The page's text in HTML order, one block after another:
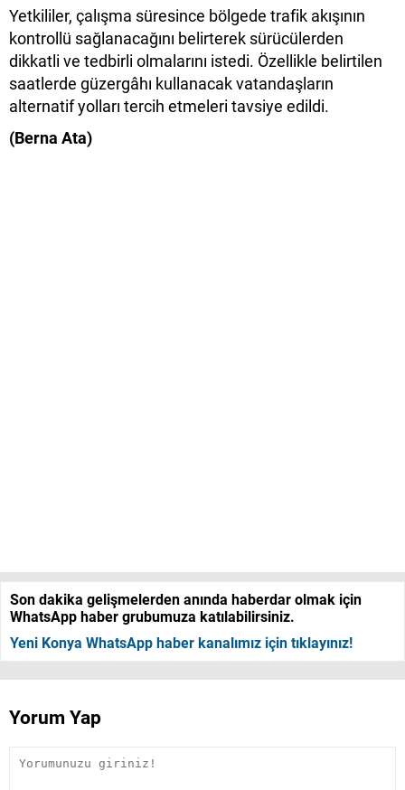
Yetkililer, çalışma süresince bölgede trafik akışının
kontrollü sağlanacağını belirterek sürücülerden
dikkatli ve tedbirli olmalarını istedi. Özellikle belirtilen
saatlerde güzergâhı kullanacak vatandaşların
alternatif yolları tercih etmeleri tavsiye edildi.
(Berna Ata)
Son dakika gelişmelerden anında haberdar olmak için
WhatsApp haber grubumuza katılabilirsiniz.
Yeni Konya WhatsApp haber kanalımız için tıklayınız!
Yorum Yap